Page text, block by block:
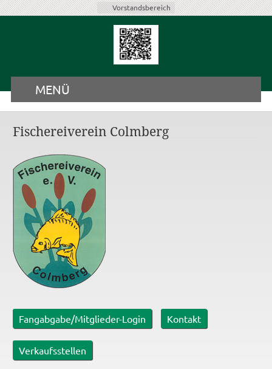
Vorstandsbereich
MENÜ
Fischereiverein Colmberg
Fangabgabe/Mitglieder-Login Kontakt
Verkaufsstellen